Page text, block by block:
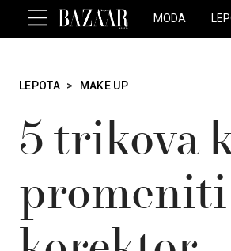
MODA
LEPOTA > MAKE UP
5 trikova